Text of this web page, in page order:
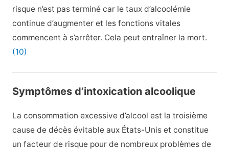
risque n’est pas terminé car le taux d’alcoolémie
continue d’augmenter et les fonctions vitales
commencent à s’arrêter. Cela peut entraîner la mort.
(10)
Symptômes d’intoxication alcoolique
La consommation excessive d’alcool est la troisième
cause de décès évitable aux États-Unis et constitue
un facteur de risque pour de nombreux problèmes de